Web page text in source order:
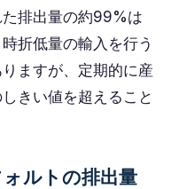
排出量の約99%は
折低量の輸入を行う
ますが、定期的に産
きい値を超えること
ルトの排出量